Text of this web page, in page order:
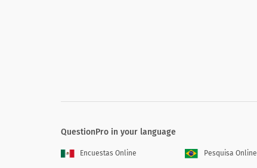
QuestionPro in your language
Encuestas Online Pesquisa Online